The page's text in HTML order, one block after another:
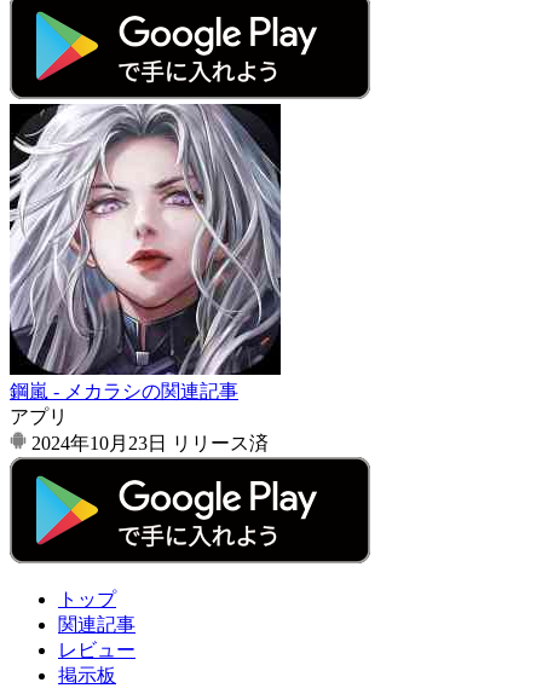
鋼嵐 - メカラシの関連記事
アプリ
2024年10月23日
リリース済
トップ
関連記事
レビュー
掲示板